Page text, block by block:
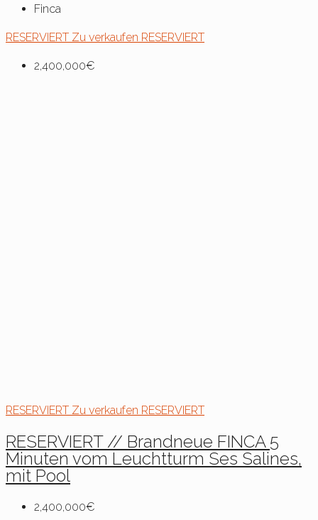
Finca
RESERVIERT Zu verkaufen RESERVIERT
2,400,000€
RESERVIERT Zu verkaufen RESERVIERT
RESERVIERT // Brandneue FINCA 5
Minuten vom Leuchtturm Ses Salines,
mit Pool
2,400,000€